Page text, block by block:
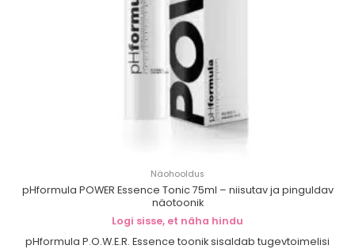
Näohooldus
pHformula POWER Essence Tonic 75ml – niisutav ja pinguldav
näotoonik
Logi sisse, et näha hindu
pHformula P.O.W.E.R. Essence toonik sisaldab tugevtoimelisi